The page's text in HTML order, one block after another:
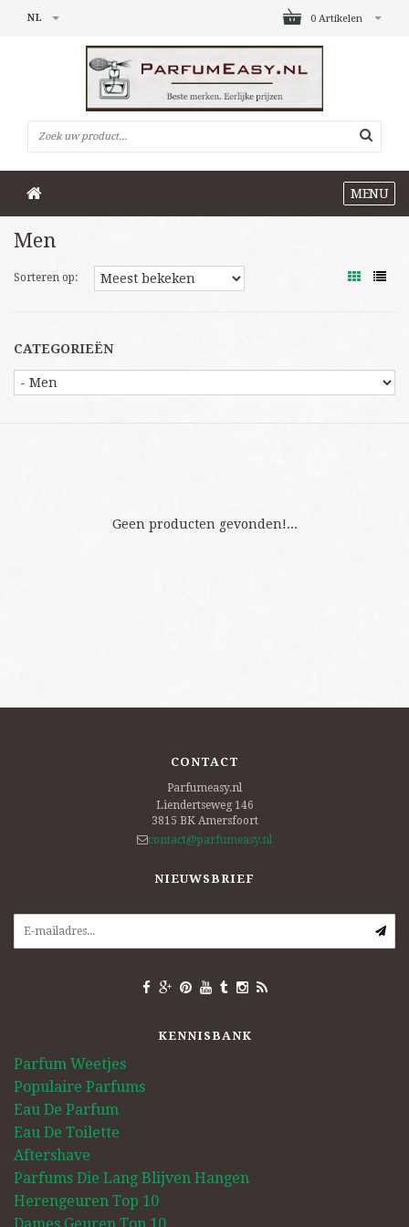
0 Artikelen
NL
MENU
Men
Sorteren op:
CATEGORIEËN
Geen producten gevonden!...
CONTACT
Parfumeasy.nl
Liendertseweg 146
3815 BK Amersfoort
contact@parfumeasy.nl
NIEUWSBRIEF
KENNISBANK
Parfum Weetjes
Populaire Parfums
Eau De Parfum
Eau De Toilette
Aftershave
Parfums Die Lang Blijven Hangen
Herengeuren Top 10